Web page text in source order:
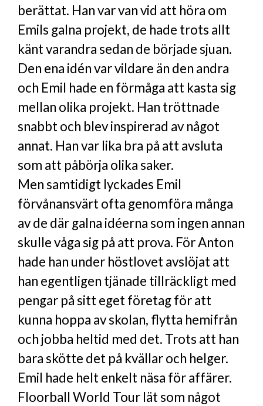
berättat. Han var van vid att höra om
Emils galna projekt, de hade trots allt
känt varandra sedan de började sjuan.
Den ena idén var vildare än den andra
och Emil hade en förmåga att kasta sig
mellan olika projekt. Han tröttnade
snabbt och blev inspirerad av något
annat. Han var lika bra på att avsluta
som att påbörja olika saker.
Men samtidigt lyckades Emil
förvånansvärt ofta genomföra många
av de där galna idéerna som ingen annan
skulle våga sig på att prova. För Anton
hade han under höstlovet avslöjat att
han egentligen tjänade tillräckligt med
pengar på sitt eget företag för att
kunna hoppa av skolan, flytta hemifrån
och jobba heltid med det. Trots att han
bara skötte det på kvällar och helger.
Emil hade helt enkelt näsa för affärer.
Floorball World Tour lät som något